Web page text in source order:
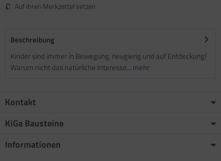
Auf Ihren Merkzettel setzen
Beschreibung
Kinder sind immer in Bewegung, neugierig und auf Entdeckung!
Warum nicht das natürliche Interesse... mehr
Kontakt
KiGa Bausteine
Informationen